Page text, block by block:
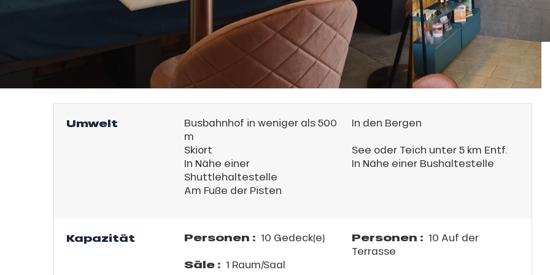
Umwelt
Busbahnhof in weniger als 500
m
In den Bergen
Skiort
See oder Teich unter 5 km Entf.
In Nähe einer
Shuttlehaltestelle
In Nähe einer Bushaltestelle
Am Fuße der Pisten
Kapazität Personen : 10 Gedeck(e) Personen : 10 Auf der
Terrasse
Säle : 1 Raum/Saal